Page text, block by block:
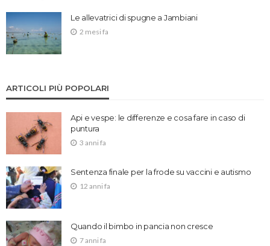
Le allevatrici di spugne a Jambiani
2 mesi fa
ARTICOLI PIÙ POPOLARI
Api e vespe: le differenze e cosa fare in caso di
puntura
3 anni fa
Sentenza finale per la frode su vaccini e autismo
12 anni fa
Quando il bimbo in pancia non cresce
7 anni fa